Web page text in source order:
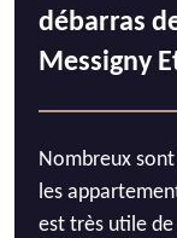
débarras
Messigny
Nombreux
les
est très utile